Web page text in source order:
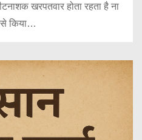
खरपतवार होता रहता है ना
किया…